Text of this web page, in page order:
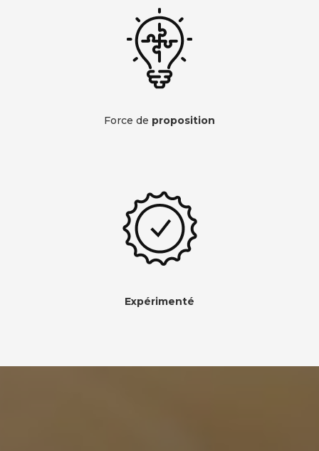
Force de proposition
Expérimenté